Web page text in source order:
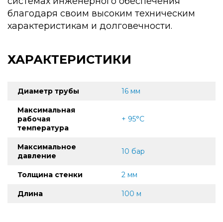
благодаря своим высоким техническим
характеристикам и долговечности.
ХАРАКТЕРИСТИКИ
Диаметр трубы 16 мм
Максимальная
рабочая
температура
+ 95°C
Максимальное
давление
10 бар
Толщина стенки 2 мм
Длина 100 м